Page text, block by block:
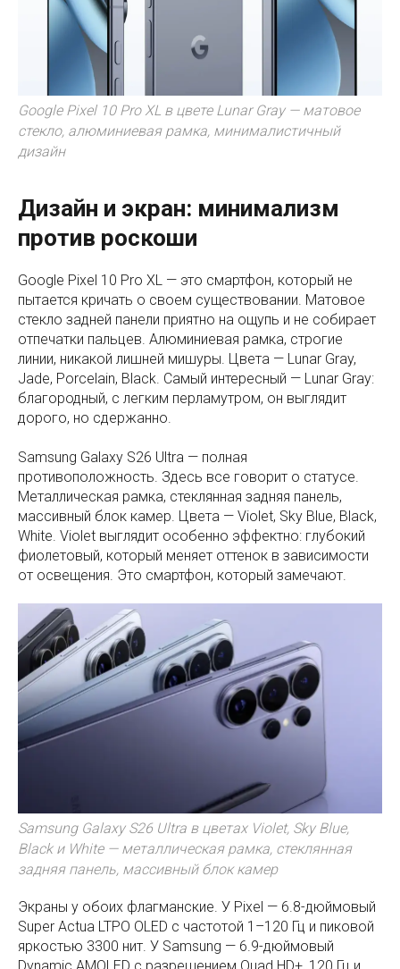
Google Pixel 10 Pro XL в цвете Lunar Gray — матовое
стекло, алюминиевая рамка, минималистичный
дизайн
Дизайн и экран: минимализм
против роскоши
Google Pixel 10 Pro XL — это смартфон, который не
пытается кричать о своем существовании. Матовое
стекло задней панели приятно на ощупь и не собирает
отпечатки пальцев. Алюминиевая рамка, строгие
линии, никакой лишней мишуры. Цвета — Lunar Gray,
Jade, Porcelain, Black. Самый интересный — Lunar Gray:
благородный, с легким перламутром, он выглядит
дорого, но сдержанно.
Samsung Galaxy S26 Ultra — полная
противоположность. Здесь все говорит о статусе.
Металлическая рамка, стеклянная задняя панель,
массивный блок камер. Цвета — Violet, Sky Blue, Black,
White. Violet выглядит особенно эффектно: глубокий
фиолетовый, который меняет оттенок в зависимости
от освещения. Это смартфон, который замечают.
Samsung Galaxy S26 Ultra в цветах Violet, Sky Blue,
Black и White — металлическая рамка, стеклянная
задняя панель, массивный блок камер
Экраны у обоих флагманские. У Pixel — 6.8-дюймовый
Super Actua LTPO OLED с частотой 1–120 Гц и пиковой
яркостью 3300 нит. У Samsung — 6.9-дюймовый